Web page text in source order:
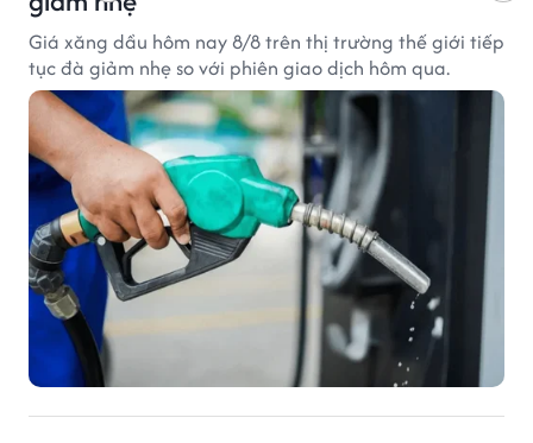
Giá xăng dầu hôm nay 8/8 trên thị trường thế giới tiếp
tục đà giảm nhẹ so với phiên giao dịch hôm qua.